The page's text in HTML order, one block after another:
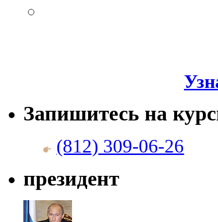
Запишитесь на
(812) 309-06-26
президент